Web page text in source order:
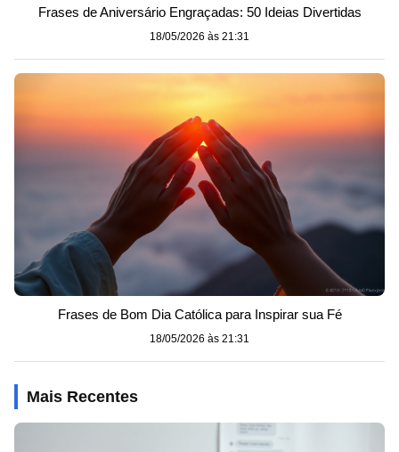
Frases de Aniversário Engraçadas: 50 Ideias Divertidas
18/05/2026 às 21:31
Frases de Bom Dia Católica para Inspirar sua Fé
18/05/2026 às 21:31
Mais Recentes